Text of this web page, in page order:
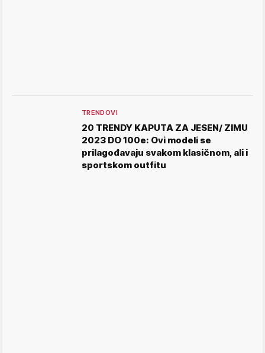
TRENDOVI
20 TRENDY KAPUTA ZA JESEN/ ZIMU
2023 DO 100e: Ovi modeli se
prilagođavaju svakom klasičnom, ali i
sportskom outfitu